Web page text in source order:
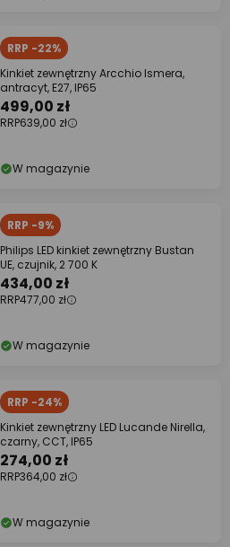
RRP -22%
Kinkiet zewnętrzny Arcchio Ismera,
antracyt, E27, IP65
499,00 zł
RRP639,00 zł
W magazynie
RRP -9%
Philips LED kinkiet zewnętrzny Bustan
UE, czujnik, 2 700 K
434,00 zł
RRP477,00 zł
W magazynie
RRP -24%
Kinkiet zewnętrzny LED Lucande Nirella,
czarny, CCT, IP65
274,00 zł
RRP364,00 zł
W magazynie